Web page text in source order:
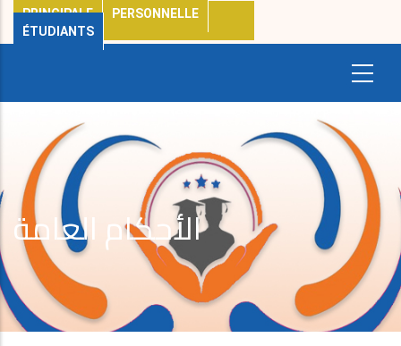
PRINCIPALE
PERSONNELLE
ÉTUDIANTS
الأحكام العامة